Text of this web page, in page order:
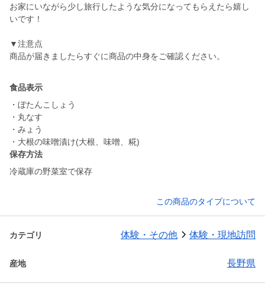
お家にいながら少し旅行したような気分になってもらえたら嬉し
いです！
▼注意点
食品表示
・ぼたんこしょう
・丸なす
・みょう
・大根の味噌漬け(大根、味噌、糀)
保存方法
冷蔵庫の野菜室で保存
この商品のタイプについて
カテゴリ 体験・その他 体験・現地訪問
産地 長野県